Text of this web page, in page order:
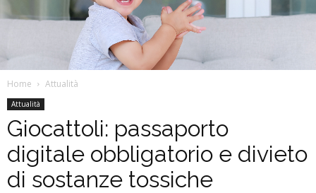
Home Attualità
Attualità
Giocattoli: passaporto
digitale obbligatorio e divieto
di sostanze tossiche